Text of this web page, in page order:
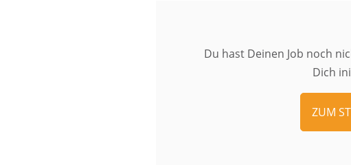
Du hast Deinen Job noch
Dich
ZUM